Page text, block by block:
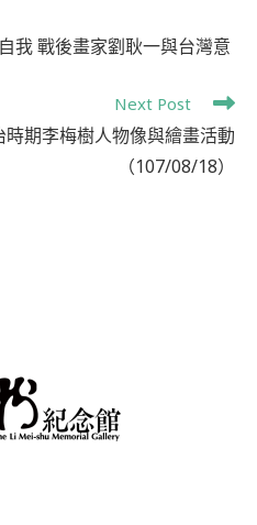
我 戰後畫家劉耿一與台灣意
Next Post
時期李梅樹人物像與繪畫活動
（107/08/18）